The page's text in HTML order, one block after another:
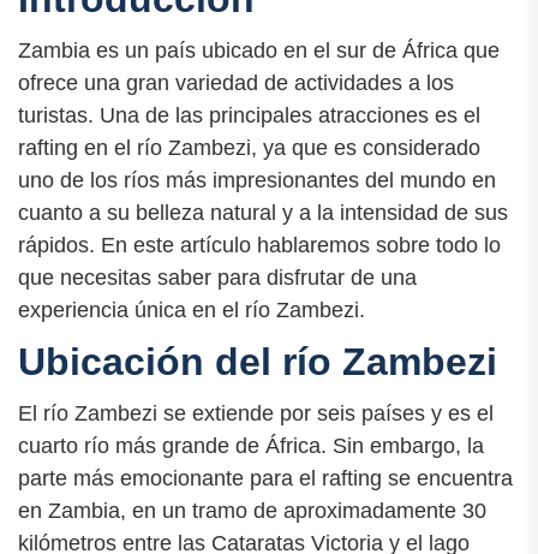
Zambia es un país ubicado en el sur de África que
ofrece una gran variedad de actividades a los
turistas. Una de las principales atracciones es el
rafting en el río Zambezi, ya que es considerado
uno de los ríos más impresionantes del mundo en
cuanto a su belleza natural y a la intensidad de sus
rápidos. En este artículo hablaremos sobre todo lo
que necesitas saber para disfrutar de una
experiencia única en el río Zambezi.
Ubicación del río Zambezi
El río Zambezi se extiende por seis países y es el
cuarto río más grande de África. Sin embargo, la
parte más emocionante para el rafting se encuentra
en Zambia, en un tramo de aproximadamente 30
kilómetros entre las Cataratas Victoria y el lago